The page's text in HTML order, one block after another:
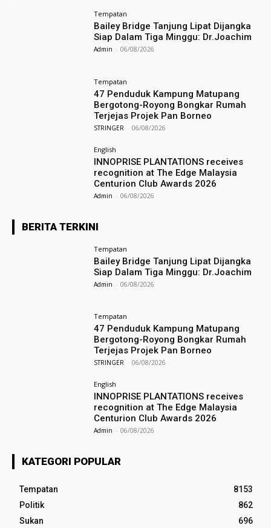
Tempatan
Bailey Bridge Tanjung Lipat Dijangka
Siap Dalam Tiga Minggu: Dr.Joachim
Admin - 06/08/2026
Tempatan
47 Penduduk Kampung Matupang
Bergotong-Royong Bongkar Rumah
Terjejas Projek Pan Borneo
STRINGER - 06/08/2026
English
INNOPRISE PLANTATIONS receives
recognition at The Edge Malaysia
Centurion Club Awards 2026
Admin - 06/08/2026
BERITA TERKINI
Tempatan
Bailey Bridge Tanjung Lipat Dijangka
Siap Dalam Tiga Minggu: Dr.Joachim
Admin - 06/08/2026
Tempatan
47 Penduduk Kampung Matupang
Bergotong-Royong Bongkar Rumah
Terjejas Projek Pan Borneo
STRINGER - 06/08/2026
English
INNOPRISE PLANTATIONS receives
recognition at The Edge Malaysia
Centurion Club Awards 2026
Admin - 06/08/2026
KATEGORI POPULAR
Tempatan
8153
Politik
862
Sukan
696